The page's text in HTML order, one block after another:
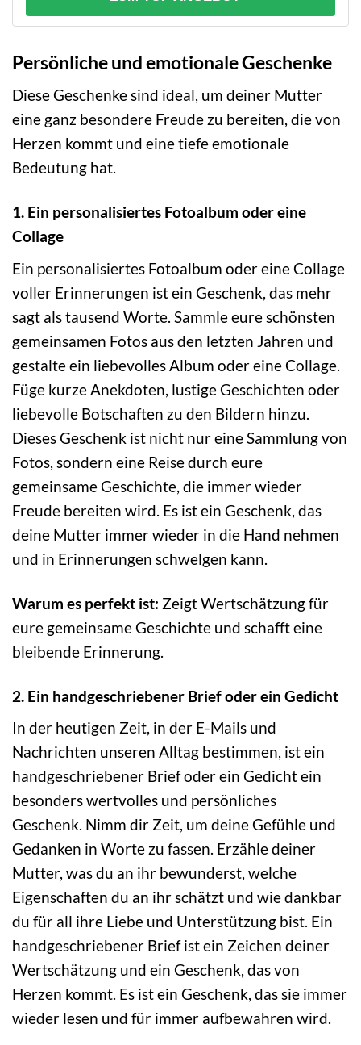
Persönliche und emotionale Geschenke
Diese Geschenke sind ideal, um deiner Mutter
eine ganz besondere Freude zu bereiten, die von
Herzen kommt und eine tiefe emotionale
Bedeutung hat.
1. Ein personalisiertes Fotoalbum oder eine
Collage
Ein personalisiertes Fotoalbum oder eine Collage
voller Erinnerungen ist ein Geschenk, das mehr
sagt als tausend Worte. Sammle eure schönsten
gemeinsamen Fotos aus den letzten Jahren und
gestalte ein liebevolles Album oder eine Collage.
Füge kurze Anekdoten, lustige Geschichten oder
liebevolle Botschaften zu den Bildern hinzu.
Dieses Geschenk ist nicht nur eine Sammlung von
Fotos, sondern eine Reise durch eure
gemeinsame Geschichte, die immer wieder
Freude bereiten wird. Es ist ein Geschenk, das
deine Mutter immer wieder in die Hand nehmen
und in Erinnerungen schwelgen kann.
Warum es perfekt ist: Zeigt Wertschätzung für
eure gemeinsame Geschichte und schafft eine
bleibende Erinnerung.
2. Ein handgeschriebener Brief oder ein Gedicht
In der heutigen Zeit, in der E-Mails und
Nachrichten unseren Alltag bestimmen, ist ein
handgeschriebener Brief oder ein Gedicht ein
besonders wertvolles und persönliches
Geschenk. Nimm dir Zeit, um deine Gefühle und
Gedanken in Worte zu fassen. Erzähle deiner
Mutter, was du an ihr bewunderst, welche
Eigenschaften du an ihr schätzt und wie dankbar
du für all ihre Liebe und Unterstützung bist. Ein
handgeschriebener Brief ist ein Zeichen deiner
Wertschätzung und ein Geschenk, das von
Herzen kommt. Es ist ein Geschenk, das sie immer
wieder lesen und für immer aufbewahren wird.